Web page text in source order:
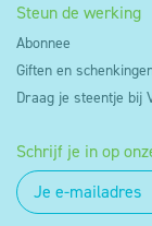
Steun de werking
Abonnee
Giften en
Draag je steentje bij
Schrijf je in op